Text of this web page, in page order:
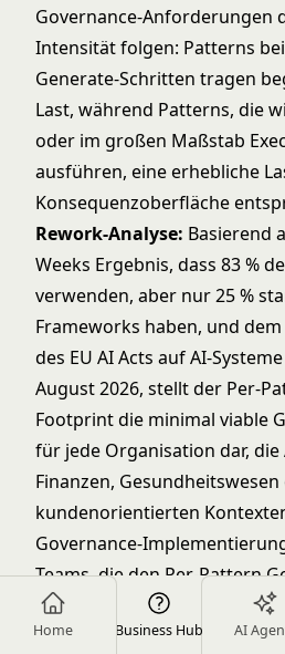
Home Business Hub AI
Governance-Anforderungen
Intensität folgen: Patterns
Generate-Schritten tragen
Last, während Patterns, die
oder im großen Maßstab
ausführen, eine erhebliche
Konsequenzoberfläche
Rework-Analyse: Basierend
Weeks Ergebnis, dass 83 %
verwenden, aber nur 25 %
Frameworks haben, und
des EU AI Acts auf AI-
August 2026, stellt der Per-
Footprint die minimal viable
für jede Organisation dar,
Finanzen,
kundenorientierten
Governance-
Teams, die den Per-Pattern
vor dem Deployment jedes
ihre Compliance-Audit-